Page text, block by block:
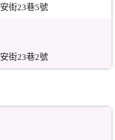
街23巷5號
街23巷2號